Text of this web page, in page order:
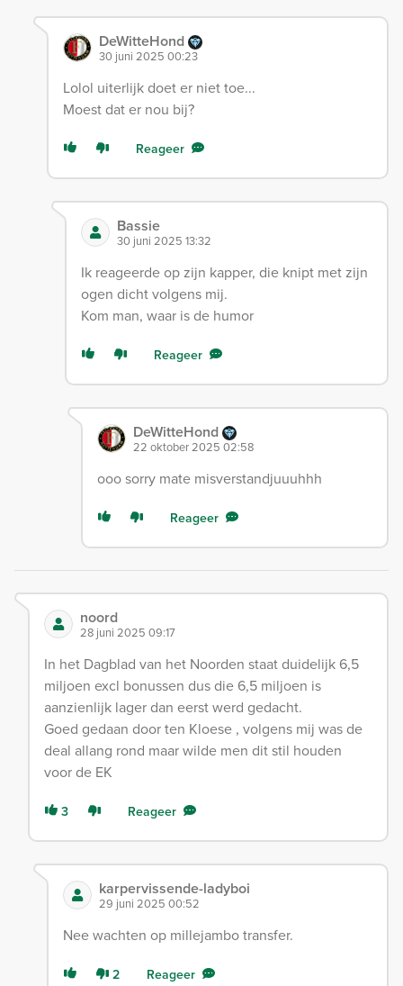
DeWitteHond
30 juni 2025 00:23
Lolol uiterlijk doet er niet toe...
Moest dat er nou bij?
Reageer
Bassie
30 juni 2025 13:32
Ik reageerde op zijn kapper, die knipt met zijn
ogen dicht volgens mij.
Kom man, waar is de humor
Reageer
DeWitteHond
22 oktober 2025 02:58
ooo sorry mate misverstandjuuuhhh
Reageer
noord
28 juni 2025 09:17
In het Dagblad van het Noorden staat duidelijk 6,5
miljoen excl bonussen dus die 6,5 miljoen is
aanzienlijk lager dan eerst werd gedacht.
Goed gedaan door ten Kloese , volgens mij was de
deal allang rond maar wilde men dit stil houden
voor de EK
3 Reageer
karpervissende-ladyboi
29 juni 2025 00:52
Nee wachten op millejambo transfer.
2 Reageer